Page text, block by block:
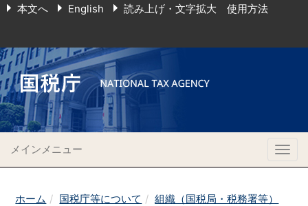
本文へ English 読み上げ・文字拡大 使用方法
メインメニュー
ホーム 国税庁等について
組織（国税局・税務署等）